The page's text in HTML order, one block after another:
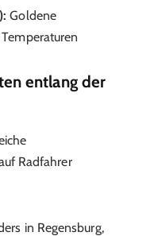
Goldene
entlang der
Radfahrer
in Regensburg,